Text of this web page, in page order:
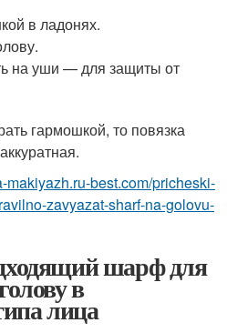
в ладонях.
на уши — для защиты от
гармошкой, то повязка
makiyazh.ru-best.com/pricheski-
zavyazat-sharf-na-golovu-
шарф для
в
лица